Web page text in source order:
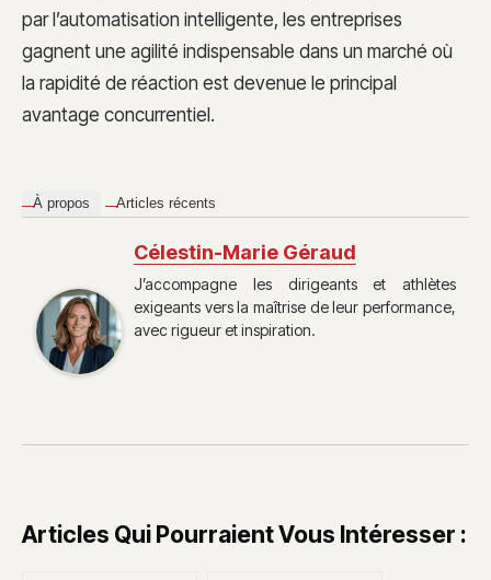
par l’automatisation intelligente, les entreprises
gagnent une agilité indispensable dans un marché où
la rapidité de réaction est devenue le principal
avantage concurrentiel.
À propos Articles récents
Célestin-Marie Géraud
J’accompagne les dirigeants et athlètes
exigeants vers la maîtrise de leur performance,
avec rigueur et inspiration.
Articles Qui Pourraient Vous Intéresser :